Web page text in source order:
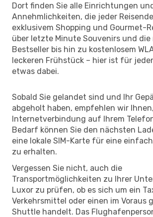
Dort finden Sie alle Einrichtungen
Annehmlichkeiten, die jeder
exklusivem Shopping und Gourmet-
über letzte Minute Souvenirs und die
Bestseller bis hin zu kostenlosem
leckeren Frühstück – hier ist für
etwas dabei.
Sobald Sie gelandet sind und Ihr
abgeholt haben, empfehlen wir
Internetverbindung auf Ihrem
Bedarf können Sie den nächsten
eine lokale SIM-Karte für eine
zu erhalten.
Vergessen Sie nicht, auch die
Transportmöglichkeiten zu Ihrer
Luxor zu prüfen, ob es sich um ein
Verkehrsmittel oder einen im Voraus
Shuttle handelt. Das